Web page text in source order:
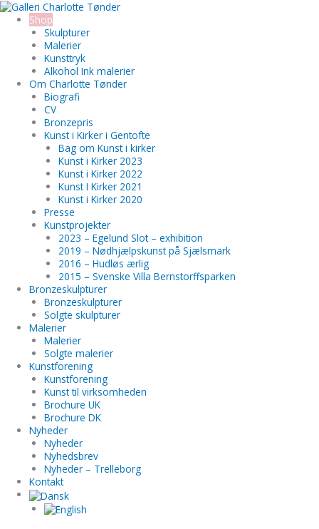
Gå
indholdet
Shop
Skulpturer
Malerier
Kunsttryk
Alkohol Ink malerier
Om Charlotte Tønder
Biografi
CV
Bronzepris
Kunst i Kirker i Gentofte
Bag om Kunst i kirker
Kunst i Kirker 2023
Kunst i Kirker 2022
Kunst I Kirker 2021
Kunst i Kirker 2020
Presse
Kunstprojekter
2023 – Egelund Slot – exhibition
2019 – Nødhjælpskunst på Sjælsmark
2016 – Hudløs ærlig
2015 – Svenske Villa Bernstorffsparken
Bronzeskulpturer
Bronzeskulpturer
Solgte skulpturer
Malerier
Malerier
Solgte malerier
Kunstforening
Kunstforening
Kunst til virksomheden
Brochure UK
Brochure DK
Nyheder
Nyheder
Nyhedsbrev
Nyheder – Trelleborg
Kontakt
Organic
scene
Search...